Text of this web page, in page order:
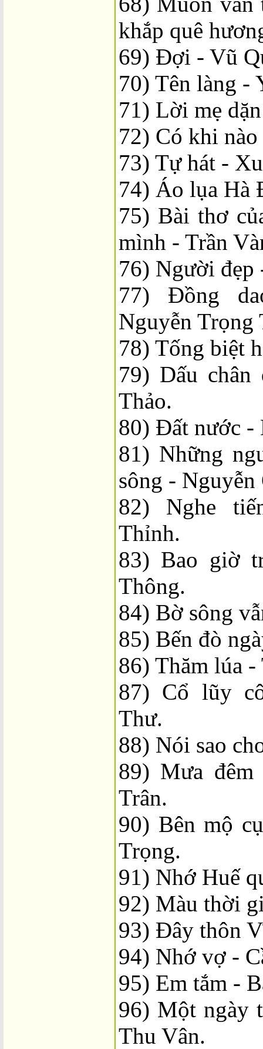
khắp quê
69) Đợi - Vũ
70) Tên làng -
71) Lời mẹ
72) Có khi
73) Tự hát -
74) Áo lụa Hà
75) Bài thơ
mình - Trần
76) Người đẹp
77) Đồng
Nguyễn Trọng
78) Tống biệt
79) Dấu
Thảo.
80) Đất nước
81) Những
sông -
82) Nghe
Thỉnh.
83) Bao giờ
Thông.
84) Bờ sông
85) Bến đò
86) Thăm lúa
87) Cổ lũy
Thư.
88) Nói sao
89) Mưa
Trân.
90) Bên mộ
Trọng.
91) Nhớ Huế
92) Màu thời
93) Đây thôn
94) Nhớ vợ -
95) Em tắm -
96) Một ngày
Thu Vân.